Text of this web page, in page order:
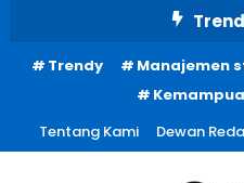
ContentTrendy Manajemen
Tentang Kami
Dewan